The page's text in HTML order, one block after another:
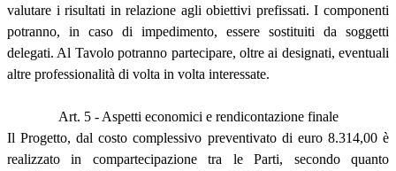
valutare i risultati in relazione agli obiettivi prefissati. I componenti
potranno, in caso di impedimento, essere sostituiti da soggetti
delegati. Al Tavolo potranno partecipare, oltre ai designati, eventuali
altre professionalità di volta in volta interessate.
Art. 5 - Aspetti economici e rendicontazione finale
Il Progetto, dal costo complessivo preventivato di euro 8.314,00 è
realizzato in compartecipazione tra le Parti, secondo quanto